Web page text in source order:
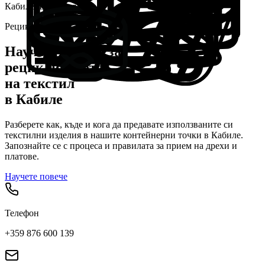
Кабиле , България
Рециклиране в
Кабиле
Научете повече за
рециклирането
на текстил
в Кабиле
Разберете как, къде и кога да предавате използваните си
текстилни изделия в нашите контейнерни точки в Кабиле.
Запознайте се с процеса и правилата за прием на дрехи и
платове.
Научете повече
Телефон
+359 876 600 139